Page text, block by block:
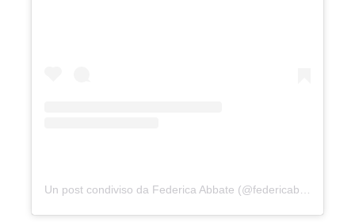
Un post condiviso da Federica Abbate (@federicabbateof)